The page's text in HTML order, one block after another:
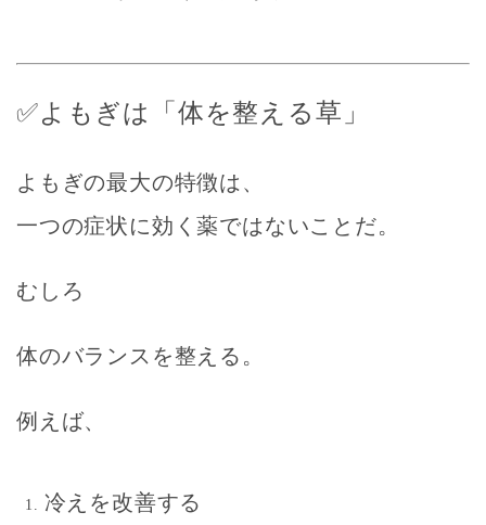
✅よもぎは「体を整える草」
よもぎの最大の特徴は、
一つの症状に効く薬ではないことだ。
むしろ
体のバランスを整える。
例えば、
冷えを改善する